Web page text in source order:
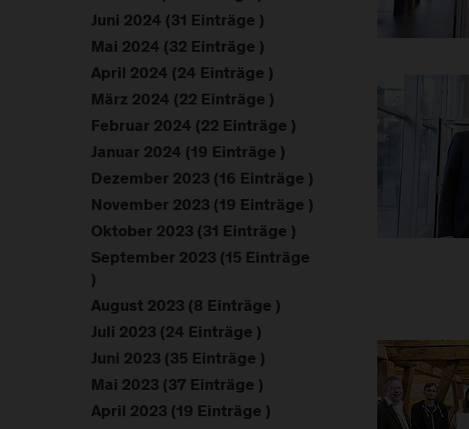
Juni 2024 (31 Einträge )
Mai 2024 (32 Einträge )
April 2024 (24 Einträge )
März 2024 (22 Einträge )
Februar 2024 (22 Einträge )
Januar 2024 (19 Einträge )
Dezember 2023 (16 Einträge )
November 2023 (19 Einträge )
Oktober 2023 (31 Einträge )
September 2023 (15 Einträge
)
August 2023 (8 Einträge )
Juli 2023 (24 Einträge )
Juni 2023 (35 Einträge )
Mai 2023 (37 Einträge )
April 2023 (19 Einträge )